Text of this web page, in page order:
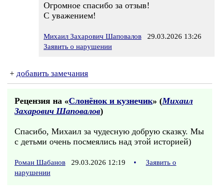
Огромное спасибо за отзыв!
С уважением!
Михаил Захарович Шаповалов 29.03.2026 13:26
Заявить о нарушении
+ добавить замечания
Рецензия на «Слонёнок и кузнечик» (Михаил
Захарович Шаповалов)
Спасибо, Михаил за чудесную добрую сказку. Мы
с детьми очень посмеялись над этой историей)
Роман Шабанов 29.03.2026 12:19 •
Заявить о
нарушении